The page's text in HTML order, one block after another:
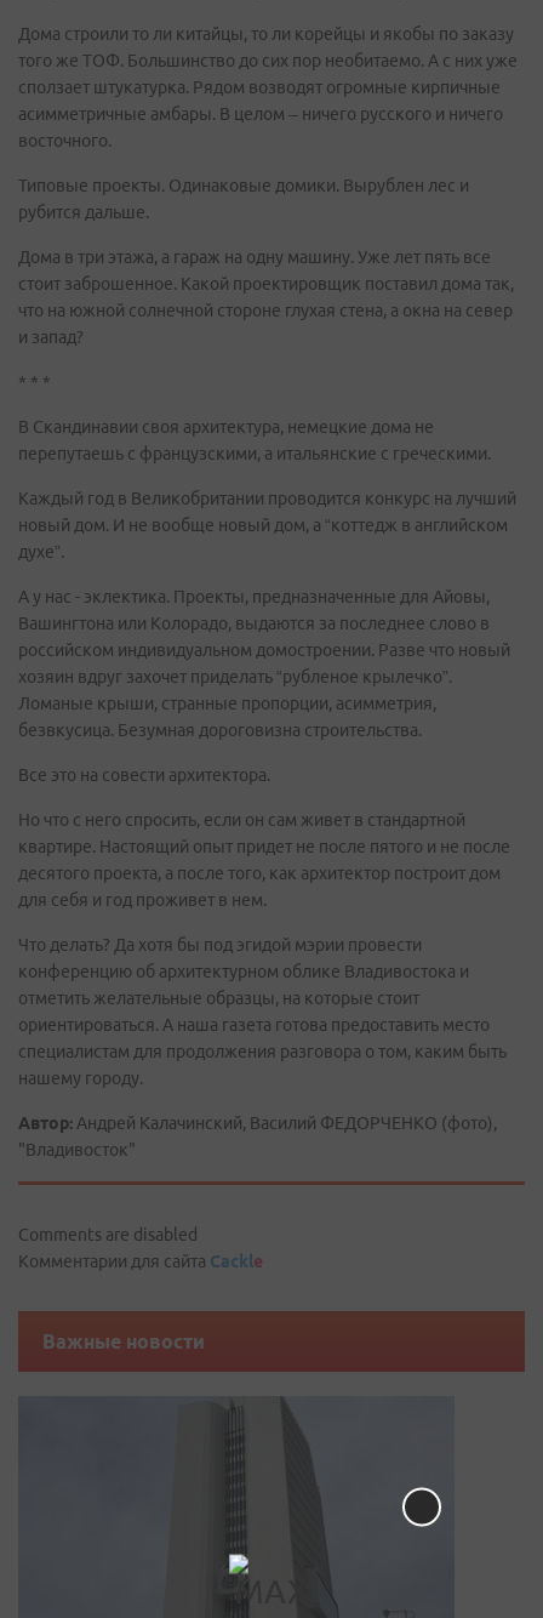
Дома строили то ли китайцы, то ли корейцы и якобы по заказу
того же ТОФ. Большинство до сих пор необитаемо. А с них уже
сползает штукатурка. Рядом возводят огромные кирпичные
асимметричные амбары. В целом – ничего русского и ничего
восточного.
Типовые проекты. Одинаковые домики. Вырублен лес и
рубится дальше.
Дома в три этажа, а гараж на одну машину. Уже лет пять все
стоит заброшенное. Какой проектировщик поставил дома так,
что на южной солнечной стороне глухая стена, а окна на север
и запад?
* * *
В Скандинавии своя архитектура, немецкие дома не
перепутаешь с французскими, а итальянские с греческими.
Каждый год в Великобритании проводится конкурс на лучший
новый дом. И не вообще новый дом, а “коттедж в английском
духе”.
А у нас - эклектика. Проекты, предназначенные для Айовы,
Вашингтона или Колорадо, выдаются за последнее слово в
российском индивидуальном домостроении. Разве что новый
хозяин вдруг захочет приделать “рубленое крылечко”.
Ломаные крыши, странные пропорции, асимметрия,
безвкусица. Безумная дороговизна строительства.
Все это на совести архитектора.
Но что с него спросить, если он сам живет в стандартной
квартире. Настоящий опыт придет не после пятого и не после
десятого проекта, а после того, как архитектор построит дом
для себя и год проживет в нем.
Что делать? Да хотя бы под эгидой мэрии провести
конференцию об архитектурном облике Владивостока и
отметить желательные образцы, на которые стоит
ориентироваться. А наша газета готова предоставить место
специалистам для продолжения разговора о том, каким быть
нашему городу.
Автор: Андрей Калачинский, Василий ФЕДОРЧЕНКО (фото),
"Владивосток"
Comments are disabled
Комментарии для сайта Cackle
Важные новости